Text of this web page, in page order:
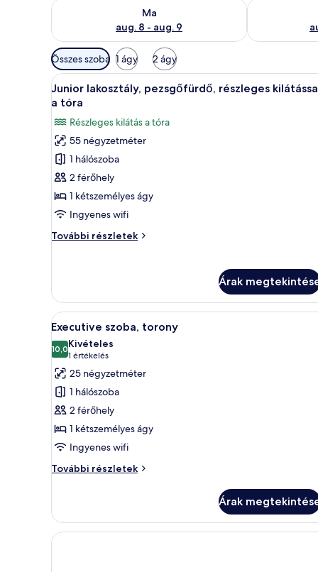
Ma
aug. 8 - aug. 9
A ma esti rendelkezésre állás ellenőrzése: aug. 8 -
A holnapi
Szobákhoz
rendelkezésre
álló
szűrők
Összes szoba 1 ágy 2 ágy
A
következő
összes
képének
megtekintése:
Junior
lakosztály,
pezsgőfürdő,
kilátással
Junior lakosztály,
17
Junior lakosztály, pezsgőfürdő, részleges
a tóra
Részleges kilátás a tóra
55 négyzetméter
1 hálószoba
2 férőhely
1 kétszemélyes ágy
Ingyenes wifi
További részletek
Junior
a
tóra
további
részletei
Árak
A
következő
szoba
összes
képének
megtekintése:
Executive
szoba,
torony
Egy szállodai szoba,
13
Executive szoba, torony
10,010-ből 10,0
Kivételes
1 értékelés
(1
értékelés)
25 négyzetméter
1 hálószoba
2 férőhely
1 kétszemélyes ágy
Ingyenes wifi
További részletek
Executive
részletei
Árak